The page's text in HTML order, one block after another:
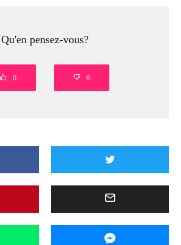
Qu'en pensez-vous?
0 0